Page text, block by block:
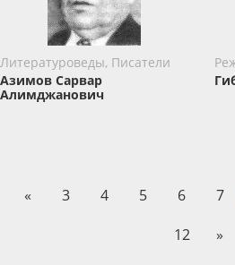
Литературоведы, Писатели
Азимов Сарвар
Алимджанович
« 3 4 5 6 7
12
»